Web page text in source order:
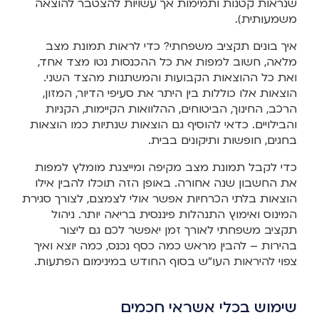
שנראות קטנות ותמימות אך עשויות להצטבר להוצאה
משמעותית).
איך בונים תקציב משפחתי? כדי לראות תמונת מצב
מלאה, חשוב למפות את כל ההכנסות נטו מצד אחד,
ואת כל ההוצאות הקבועות והמשתנות מהצד השני.
הוצאות אלו כוללות בין היתר את סעיפי הדיור, המזון,
הרכב, החינוך, הביטוחים, ההלוואות הקיימות, הקניות
והבילויים. כדאי להוסיף גם הוצאות שנתיות כמו הוצאות
בחגים, חופשות ותיקונים בבית.
כדי לקבל תמונת מצב מקיפה ומייצגת מומלץ למפות
את החשבון שנה אחורה. באופן הזה תוכלו להבין אילו
הוצאות בלתי הכרחיות אפשר אולי לצמצם, לצורך סגירת
המינוס ואימוץ התנהלות פיננסית בריאה יותר. ניהול
תקציב משפחתי לאורך זמן יאפשר לכם גם ליצור
בהירות – להבין מראש כמה כסף נכנס, כמה יוצא ואיך
צפוי להיראות העו"ש בסוף החודש במינימום הפתעות.
שימוש בכלי אשראי חכמים